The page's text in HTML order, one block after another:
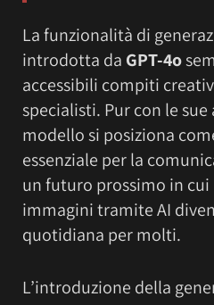
La funzionalità di
introdotta da GPT-4o
accessibili compiti
specialisti. Pur con le
modello si posiziona
essenziale per la
un futuro prossimo in cui
immagini tramite AI
quotidiana per molti.
L’introduzione della